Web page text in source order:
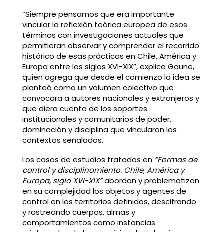
“Siempre pensamos que era importante
vincular la reflexión teórica europea de esos
términos con investigaciones actuales que
permitieran observar y comprender el recorrido
histórico de esas prácticas en Chile, América y
Europa entre los siglos XVI-XIX”, explica Gaune,
quien agrega que desde el comienzo la idea se
planteó como un volumen colectivo que
convocara a autores nacionales y extranjeros y
que diera cuenta de los soportes
institucionales y comunitarios de poder,
dominación y disciplina que vincularon los
contextos señalados.
Los casos de estudios tratados en “Formas de
control y disciplinamiento. Chile, América y
Europa, siglo XVI-XIX”abordan y problematizan
en su complejidad los objetos y agentes de
control en los territorios definidos, descifrando
y rastreando cuerpos, almas y
comportamientos como instancias